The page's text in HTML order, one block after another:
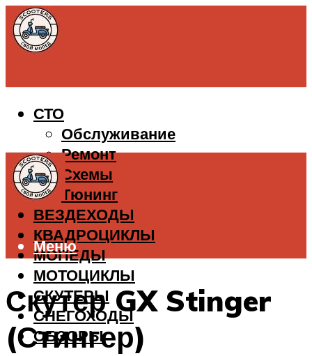
СТО
Обслуживание
Ремонт
Схемы
Тюнинг
ВЕЗДЕХОДЫ
КВАДРОЦИКЛЫ
МОПЕДЫ
МОТОЦИКЛЫ
СКУТЕРЫ
СНЕГОХОДЫ
ОБЗОРЫ
Меню
Скутер GX Stinger
(Стингер)